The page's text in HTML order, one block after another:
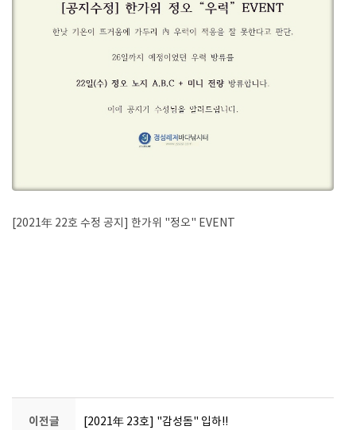
[2021年 22호 수정 공지] 한가위 "정오" EVENT
이전글 [2021年 23호] "감성돔" 입하!!